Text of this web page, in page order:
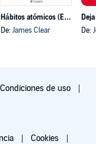
Hábitos atómicos (Español neutro)
De: James Clear
De:
Condiciones de uso
Cookies